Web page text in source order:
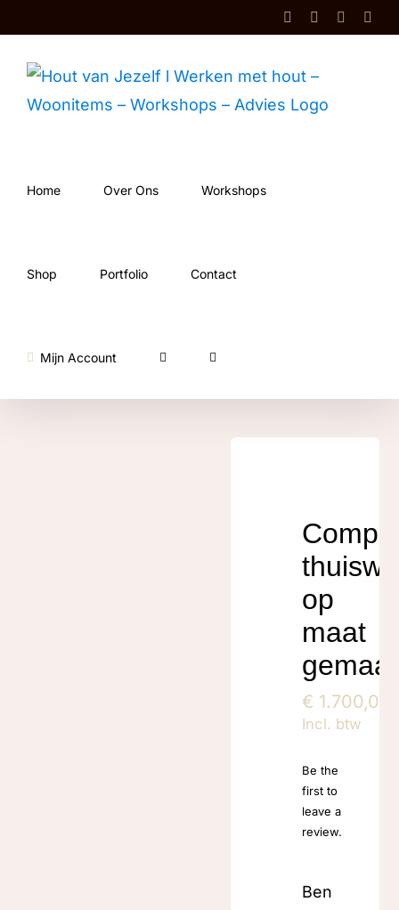
inhoud
FacebookInstagram
Shop
Home Over Ons Workshops
Shop Portfolio Contact
Mijn Account
op
maat
€ 1.700,00
Incl. btw
Be the
first to
leave a
review.
Ben